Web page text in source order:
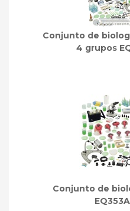
Conjunto de
4 grupos
Conjunto de